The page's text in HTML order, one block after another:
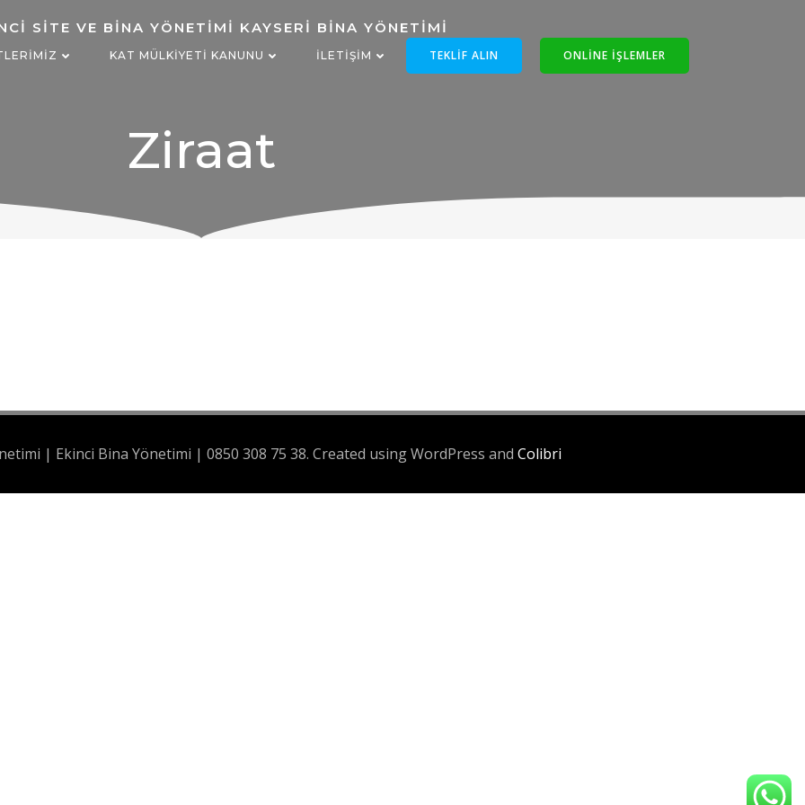
KAT MÜLKIYETI KANUNU İLETIŞIM TEKLIF ALIN ONLINE IŞLEMLER
Ziraat
| Ekinci Bina Yönetimi | 0850 308 75 38. Created using WordPress and Colibri